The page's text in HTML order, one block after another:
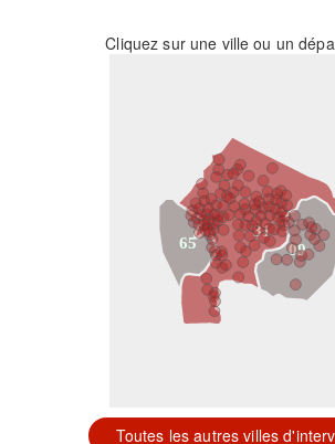
Cliquez sur une ville ou un
31
09
65
Toutes les autres villes